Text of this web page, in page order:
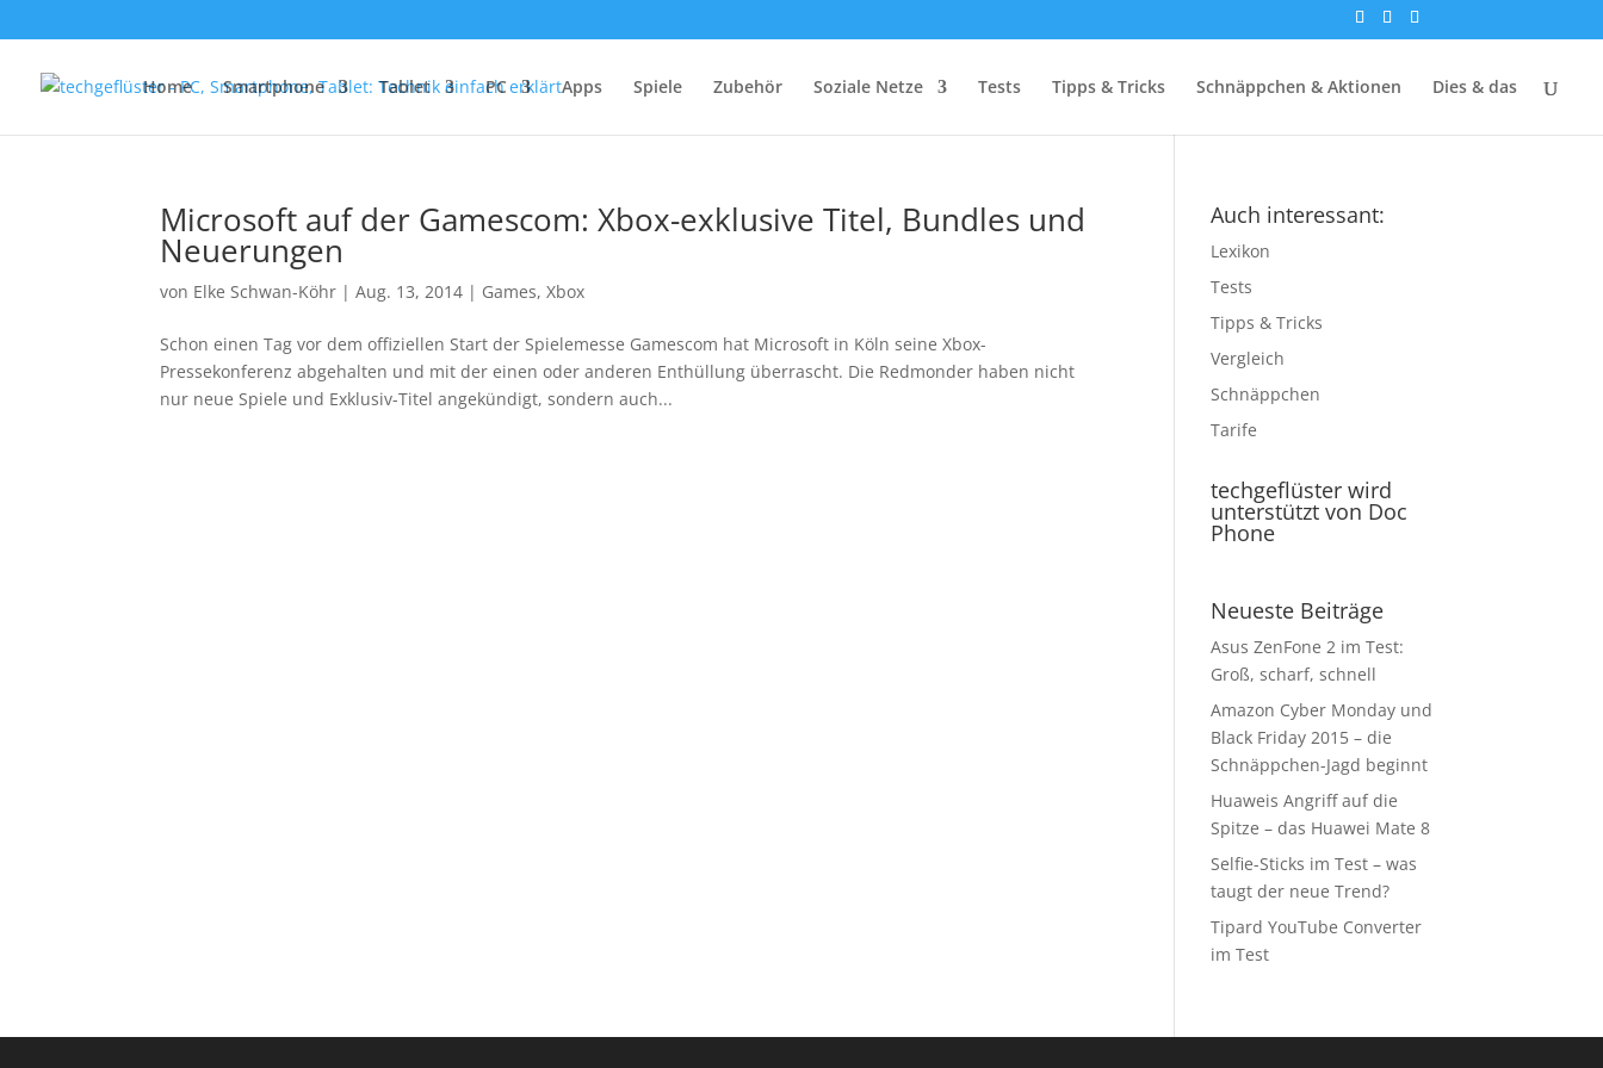
Home Smartphone Tablet PC Apps Spiele Zubehör Soziale Netze Tests Tipps & Tricks Schnäppchen & Aktionen Dies & das
Microsoft auf der Gamescom: Xbox-exklusive Titel, Bundles und
Neuerungen
von Elke Schwan-Köhr |Aug. 13, 2014 | Games,Xbox
Schon einen Tag vor dem offiziellen Start der Spielemesse Gamescom hat Microsoft in Köln seine Xbox-
Pressekonferenz abgehalten und mit der einen oder anderen Enthüllung überrascht. Die Redmonder haben nicht
nur neue Spiele und Exklusiv-Titel angekündigt, sondern auch...
Auch interessant:
Lexikon
Tests
Tipps & Tricks
Vergleich
Schnäppchen
Tarife
techgeflüster wird
unterstützt von Doc
Phone
Neueste Beiträge
Asus ZenFone 2 im Test:
Groß, scharf, schnell
Amazon Cyber Monday und
Black Friday 2015 – die
Schnäppchen-Jagd beginnt
Huaweis Angriff auf die
Spitze – das Huawei Mate 8
Selfie-Sticks im Test – was
taugt der neue Trend?
Tipard YouTube Converter
im Test